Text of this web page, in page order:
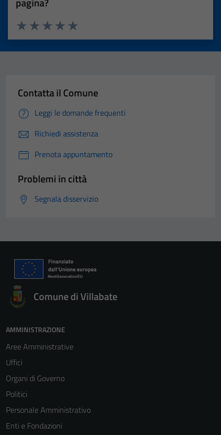
Valuta 5 stelle su 5
Valuta 4 stelle su 5
Valuta 3 stelle su 5
Valuta 2 stelle su 5
Valuta 1 stelle su 5
Contatta il Comune
Leggi le domande frequenti
Richiedi assistenza
Prenota appuntamento
Problemi in città
Segnala disservizio
Comune di Villabate
AMMINISTRAZIONE
Aree Amministrative
Uffici
Organi di Governo
Politici
Personale Amministrativo
Enti e Fondazioni